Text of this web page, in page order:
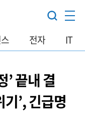
전자 IT
’ 끝내 결
’, 긴급명